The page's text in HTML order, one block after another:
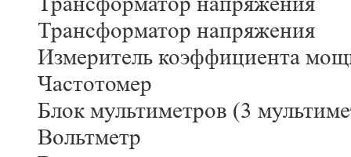
Трансформатор напряжения
Измеритель коэффициента
Частотомер
Блок мультиметров (3
Вольтметр